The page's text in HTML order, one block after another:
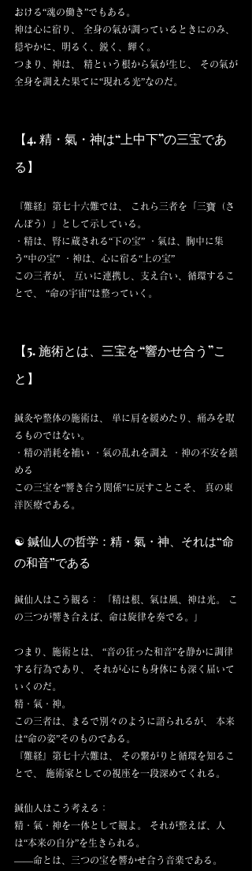
おける“魂の働き”でもある。
神は心に宿り、 全身の氣が調っているときにのみ、
穏やかに、明るく、鋭く、輝く。
つまり、神は、 精という根から氣が生じ、 その氣が
全身を調えた果てに“現れる光”なのだ。
【4. 精・氣・神は“上中下”の三宝であ
る】
『難経』第七十六難では、 これら三者を「三寶（さ
んぽう）」として示している。
・精は、腎に蔵される“下の宝” ・氣は、胸中に集
う“中の宝” ・神は、心に宿る“上の宝”
この三者が、 互いに連携し、支え合い、循環するこ
とで、 “命の宇宙”は整っていく。
【5. 施術とは、三宝を“響かせ合う”こ
と】
鍼灸や整体の施術は、 単に肩を緩めたり、痛みを取
るものではない。
・精の消耗を補い ・氣の乱れを調え ・神の不安を鎮
める
この三宝を“響き合う関係”に戻すことこそ、 真の東
洋医療である。
☯️ 鍼仙人の哲学：精・氣・神、それは“命
の和音”である
鍼仙人はこう観る： 「精は根、氣は風、神は光。 こ
の三つが響き合えば、命は旋律を奏でる。」
つまり、施術とは、 “音の狂った和音”を静かに調律
する行為であり、 それが心にも身体にも深く届いて
いくのだ。
精・氣・神。
この三者は、まるで別々のように語られるが、 本来
は“命の姿”そのものである。
『難経』第七十六難は、 その繋がりと循環を知るこ
とで、 施術家としての視座を一段深めてくれる。
鍼仙人はこう考える：
精・氣・神を一体として観よ。 それが整えば、人
は“本来の自分”を生きられる。
——命とは、三つの宝を響かせ合う音楽である。